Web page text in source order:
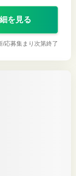
を見る
/応募集まり次第終了